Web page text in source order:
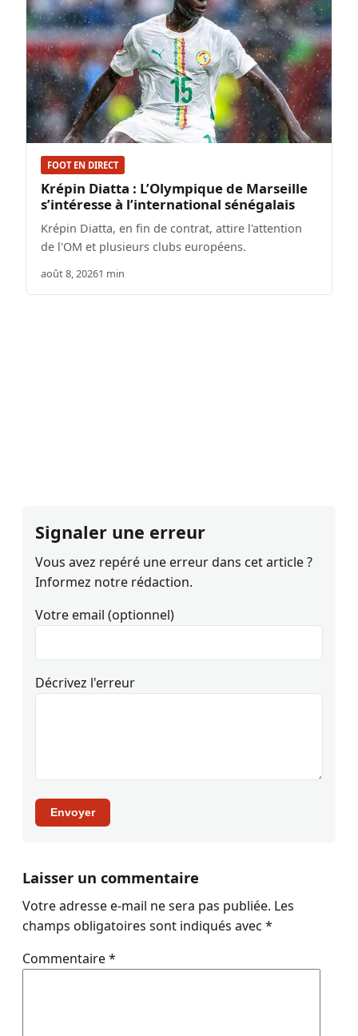
FOOT EN DIRECT
Krépin Diatta : L’Olympique de Marseille
s’intéresse à l’international sénégalais
Krépin Diatta, en fin de contrat, attire l'attention
de l'OM et plusieurs clubs européens.
août 8, 20261 min
Signaler une erreur
Vous avez repéré une erreur dans cet article ?
Informez notre rédaction.
Votre email (optionnel)
Décrivez l'erreur
Envoyer
Laisser un commentaire
Votre adresse e-mail ne sera pas publiée. Les
champs obligatoires sont indiqués avec *
Commentaire*